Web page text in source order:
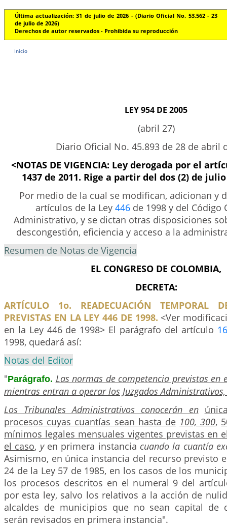
Última actualización: 31 de julio de 2026 - (Diario Oficial No. 53.562 - 23
de julio de 2026)
Derechos de autor reservados - Prohibida su reproducción
Inicio
LEY 954 DE 2005
(abril 27)
Diario Oficial No. 45.893 de 28 de abril
<NOTAS DE VIGENCIA: Ley derogada por el
1437 de 2011. Rige a partir del dos (2) de
Por medio de la cual se modifican, adicionan y
artículos de la Ley 446de 1998 y del Código
Administrativo, y se dictan otras disposiciones
descongestión, eficiencia y acceso a la
Resumen de Notas de Vigencia
EL CONGRESO DE COLOMBIA,
DECRETA:
ARTÍCULO 1o. READECUACIÓN TEMPORAL
PREVISTAS EN LA LEY 446 DE 1998. <Ver
en la Ley 446 de 1998> El parágrafo del artículo
1998, quedará así:
Notas del Editor
"Parágrafo. Las normas de competencia previstas en
mientras entran a operar los Juzgados
Los Tribunales Administrativos conocerán en
procesos cuyas cuantías sean hasta de 100, 300,
mínimos legales mensuales vigentes previstas en
el caso, yen primera instancia cuando la cuantía
Asimismo, en única instancia del recurso previsto
24 de la Ley 57 de 1985, en los casos de los
los procesos descritos en el numeral 9 del
por esta ley, salvo los relativos a la acción de
alcaldes de municipios que no sean capital de
serán revisados en primera instancia".